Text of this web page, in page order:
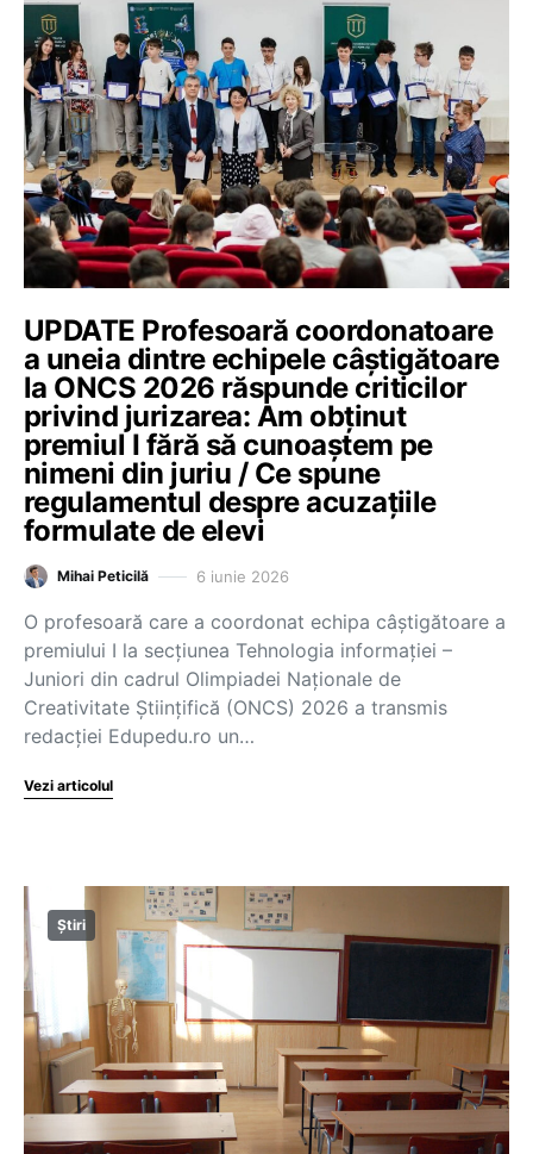
UPDATE Profesoară coordonatoare
a uneia dintre echipele câștigătoare
la ONCS 2026 răspunde criticilor
privind jurizarea: Am obținut
premiul I fără să cunoaștem pe
nimeni din juriu / Ce spune
regulamentul despre acuzațiile
formulate de elevi
Mihai Peticilă 6 iunie 2026
O profesoară care a coordonat echipa câștigătoare a
premiului I la secțiunea Tehnologia informației –
Juniori din cadrul Olimpiadei Naționale de
Creativitate Științifică (ONCS) 2026 a transmis
redacției Edupedu.ro un…
Vezi articolul
Știri